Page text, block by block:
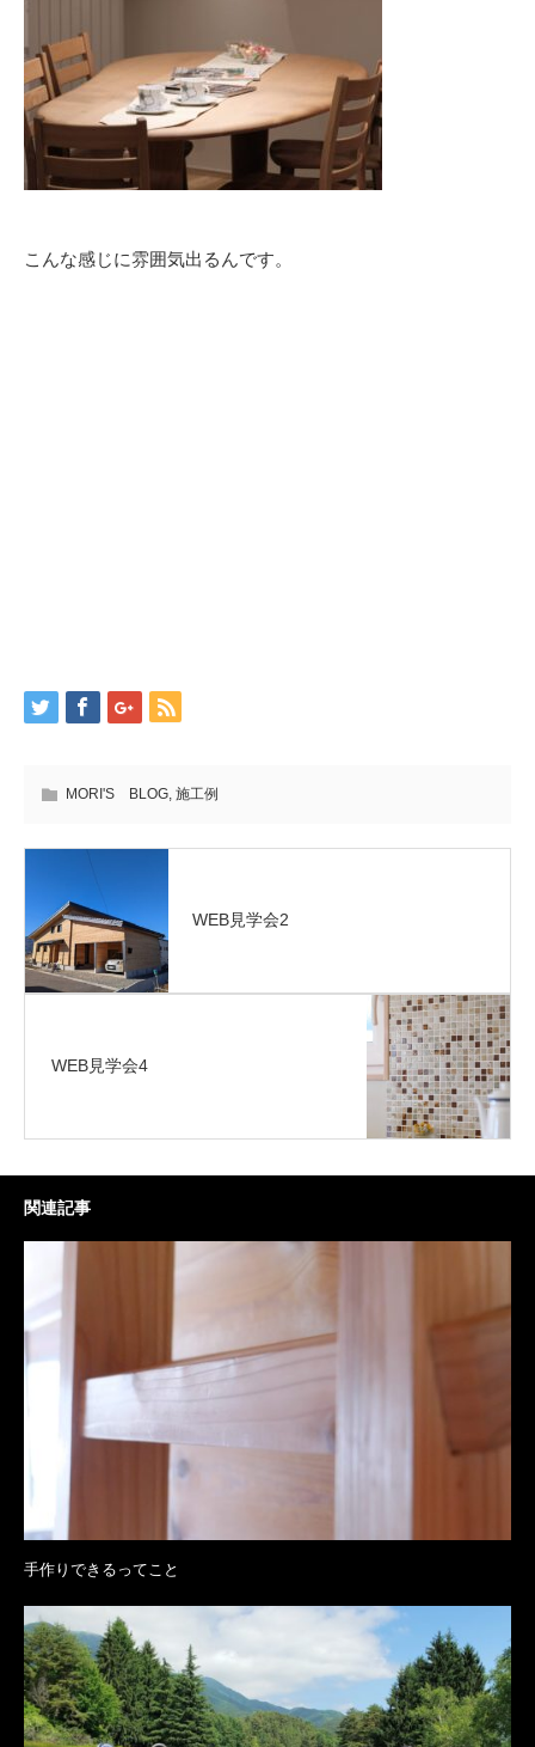
こんな感じに雰囲気出るんです。
MORI'S BLOG, 施工例
WEB見学会2
WEB見学会4
関連記事
手作りできるってこと